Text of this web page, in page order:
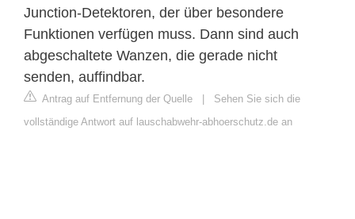
Junction-Detektoren, der über besondere
Funktionen verfügen muss. Dann sind auch
abgeschaltete Wanzen, die gerade nicht
senden, auffindbar.
Antrag auf Entfernung der Quelle | Sehen Sie sich die
vollständige Antwort auf lauschabwehr-abhoerschutz.de an